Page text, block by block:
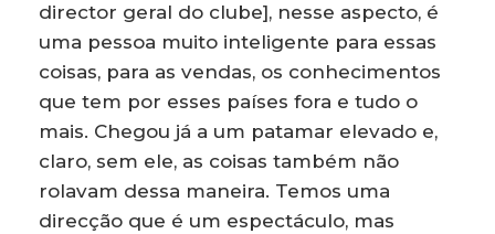
director geral do clube], nesse aspecto, é
uma pessoa muito inteligente para essas
coisas, para as vendas, os conhecimentos
que tem por esses países fora e tudo o
mais. Chegou já a um patamar elevado e,
claro, sem ele, as coisas também não
rolavam dessa maneira. Temos uma
direcção que é um espectáculo, mas